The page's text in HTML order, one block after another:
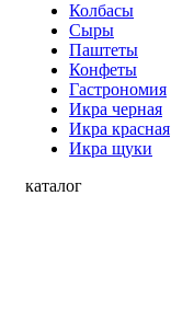
Колбасы
Сыры
Паштеты
Конфеты
Гастрономия
Икра черная
Икра красная
Икра щуки
каталог